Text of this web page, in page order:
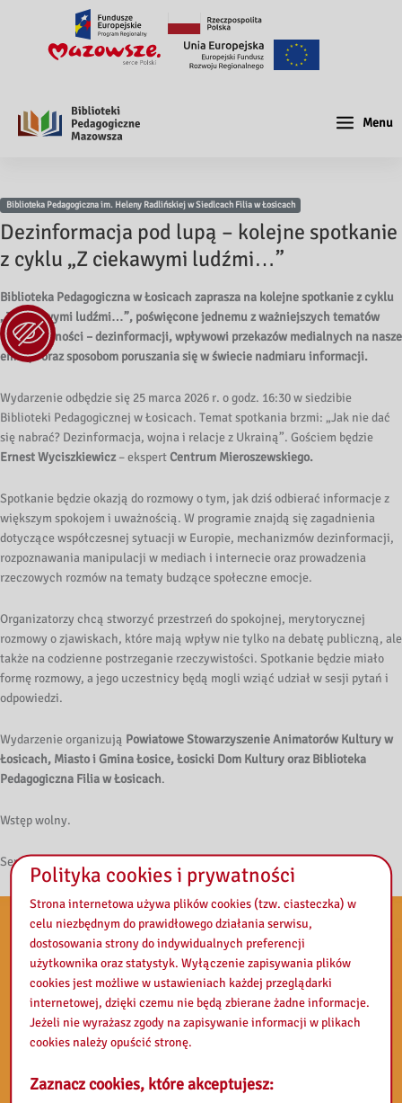
Menu
Biblioteka Pedagogiczna im. Heleny Radlińskiej w Siedlcach Filia w Łosicach
Dezinformacja pod lupą – kolejne spotkanie
z cyklu „Z ciekawymi ludźmi…”
Biblioteka Pedagogiczna w Łosicach zaprasza na kolejne spotkanie z cyklu
„Z ciekawymi ludźmi…”, poświęcone jednemu z ważniejszych tematów
współczesności – dezinformacji, wpływowi przekazów medialnych na nasze
emocje oraz sposobom poruszania się w świecie nadmiaru informacji.
Wydarzenie odbędzie się 25 marca 2026 r. o godz. 16:30 w siedzibie
Biblioteki Pedagogicznej w Łosicach. Temat spotkania brzmi: „Jak nie dać
się nabrać? Dezinformacja, wojna i relacje z Ukrainą”. Gościem będzie
Ernest Wyciszkiewicz – ekspertCentrum Mieroszewskiego.
Spotkanie będzie okazją do rozmowy o tym, jak dziś odbierać informacje z
większym spokojem i uważnością. W programie znajdą się zagadnienia
dotyczące współczesnej sytuacji w Europie, mechanizmów dezinformacji,
rozpoznawania manipulacji w mediach i internecie oraz prowadzenia
rzeczowych rozmów na tematy budzące społeczne emocje.
Organizatorzy chcą stworzyć przestrzeń do spokojnej, merytorycznej
rozmowy o zjawiskach, które mają wpływ nie tylko na debatę publiczną, ale
także na codzienne postrzeganie rzeczywistości. Spotkanie będzie miało
formę rozmowy, a jego uczestnicy będą mogli wziąć udział w sesji pytań i
odpowiedzi.
Wydarzenie organizują Powiatowe Stowarzyszenie Animatorów Kultury w
Łosicach, Miasto i Gmina Łosice, Łosicki Dom Kultury oraz Biblioteka
Pedagogiczna Filia w Łosicach.
Wstęp wolny.
Serdecznie zapraszamy wszystkich zainteresowanych.
Polityka cookies i prywatności
Strona internetowa używa plików cookies (tzw. ciasteczka) w
celu niezbędnym do prawidłowego działania serwisu,
dostosowania strony do indywidualnych preferencji
użytkownika oraz statystyk. Wyłączenie zapisywania plików
cookies jest możliwe w ustawieniach każdej przeglądarki
internetowej, dzięki czemu nie będą zbierane żadne informacje.
Jeżeli nie wyrażasz zgody na zapisywanie informacji w plikach
cookies należy opuścić stronę.
Zaznacz cookies, które akceptujesz: